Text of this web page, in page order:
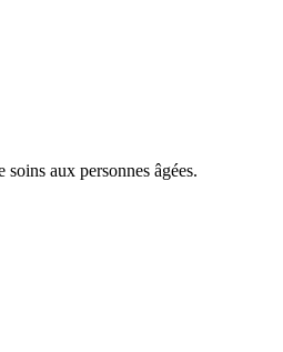
aux personnes âgées.